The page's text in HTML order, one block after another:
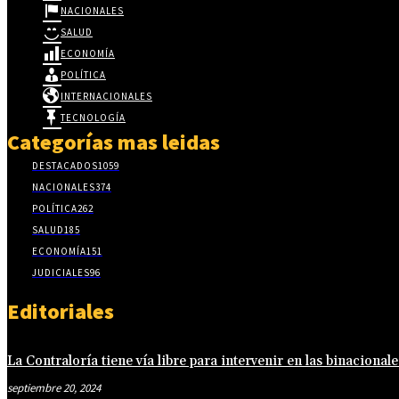
NACIONALES
SALUD
ECONOMÍA
POLÍTICA
INTERNACIONALES
TECNOLOGÍA
Categorías mas leidas
DESTACADOS1059
NACIONALES374
POLÍTICA262
SALUD185
ECONOMÍA151
JUDICIALES96
Editoriales
La Contraloría tiene vía libre para intervenir en las
septiembre 20, 2024